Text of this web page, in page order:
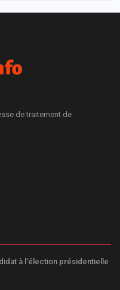
de traitement de
à l’élection présidentielle